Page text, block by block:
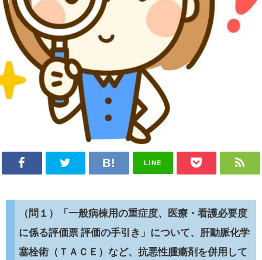
LINE
（問１）「一般病棟用の重症度、医療・看護必要度
に係る評価票 評価の手引き」について、肝動脈化学
塞栓術（ＴＡＣＥ）など、抗悪性腫瘍剤を併用して